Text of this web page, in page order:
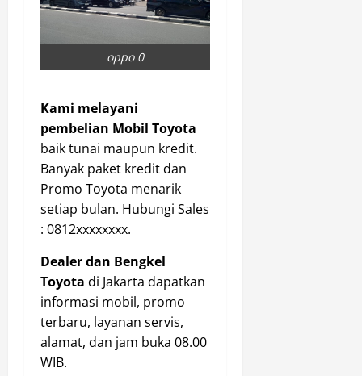
oppo 0
Kami melayani
pembelian Mobil Toyota
baik tunai maupun kredit.
Banyak paket kredit dan
Promo Toyota menarik
setiap bulan. Hubungi Sales
: 0812xxxxxxxx.
Dealer dan Bengkel
Toyota di Jakarta dapatkan
informasi mobil, promo
terbaru, layanan servis,
alamat, dan jam buka 08.00
WIB.